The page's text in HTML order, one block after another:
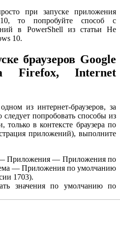
при запуске приложения
то попробуйте способ с
в PowerShell из статьи Не
10.
браузеров Google
Firefox, Internet
из интернет-браузеров, за
попробовать способы из
только в контексте браузера по
приложений), выполните
— Приложения — Приложения по
— Приложения по умолчанию
1703).
значения по умолчанию по